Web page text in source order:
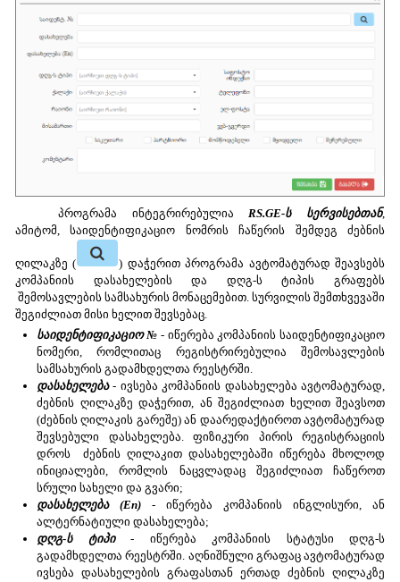
პროგრამა ინტეგრირებულიაRS.GE-ს სერვისებთან,
ამიტომ, საიდენტიფიკაციო ნომრის ჩაწერის შემდეგ ძებნის
ღილაკზე (
) დაჭერით პროგრამა ავტომატურად შეავსებს
კომპანიის დასახელების და დღგ-ს ტიპის გრაფებს
შემოსავლების სამსახურის მონაცემებით. სურვილის შემთხვევაში
შეგიძლიათ მისი ხელით შევსებაც.
საიდენტიფიკაციო№ - იწერება კომპანიის საიდენტიფიკაციო
ნომერი, რომლითაც რეგისტრირებულია შემოსავლების
სამსახურის გადამხდელთა რეესტრში.
დასახელება- ივსება კომპანიის დასახელება ავტომატურად,
ძებნის ღილაკზე დაჭერით, ან შეგიძლიათ ხელით შეავსოთ
(ძებნის ღილაკის გარეშე) ან დაარედაქტიროთ ავტომატურად
შევსებული დასახელება. ფიზიკური პირის რეგისტრაციის
დროს ძებნის ღილაკით დასახელებაში იწერება მხოლოდ
ინიციალები, რომლის ნაცვლადაც შეგიძლიათ ჩაწეროთ
სრული სახელი და გვარი;
დასახელება (En) - იწერება კომპანიის ინგლისური, ან
ალტერნატიული დასახელება;
დღგ-ს ტიპი- იწერება კომპანიის სტატუსი დღგ-ს
გადამხდელთა რეესტრში. აღნიშნული გრაფაც ავტომატურად
ივსება დასახელების გრაფასთან ერთად ძებნის ღილაკზე